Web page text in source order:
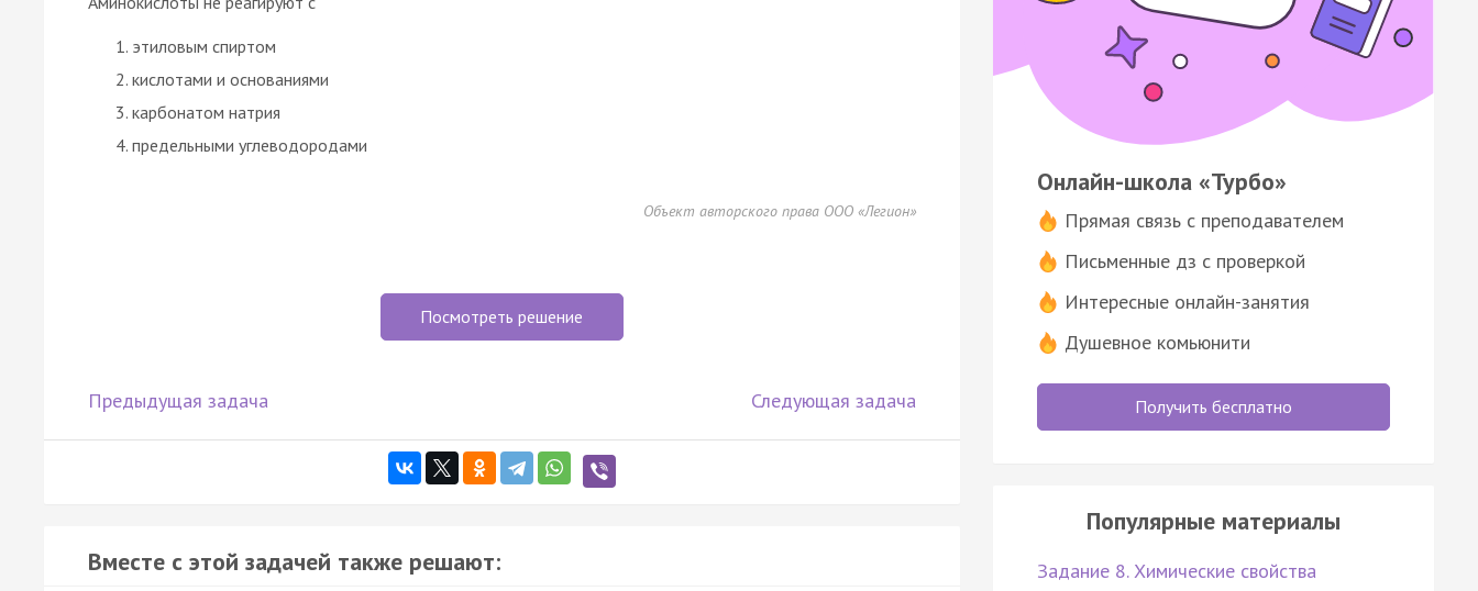
этиловым спиртом
кислотами и основаниями
карбонатом натрия
предельными углеводородами
Объект авторского права ООО «Легион»
Посмотреть решение
Предыдущая задача Следующая задача
Вместе с этой задачей также решают:
Онлайн-школа «Турбо»
Прямая связь с преподавателем
Письменные дз с проверкой
Интересные онлайн-занятия
Душевное комьюнити
Получить бесплатно
Популярные материалы
Задание 8. Химические свойства